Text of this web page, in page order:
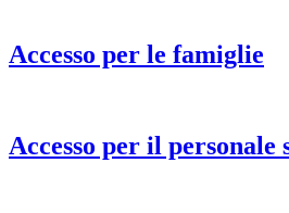
Accesso per le famiglie
Accesso per il personale